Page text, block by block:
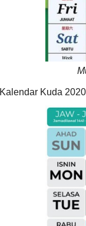
Kalendar Kuda